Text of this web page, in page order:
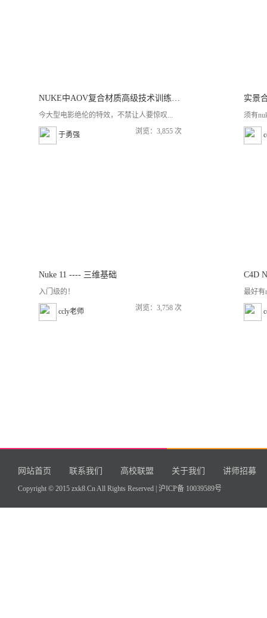
NUKE中AOV复合材质高级技术训练视频教程中文字幕
今大型电影绝伦的特效，不禁让人要惊叹...
于勇强 浏览：3,855 次
实景
须有
Nuke 11 ---- 三维基础
入门级的！
ccly老师 浏览：3,758 次
C4D
最好有
网站首页 联系我们 高校联盟 关于我们 讲师招募
Copyright © 2015 zxk8.Cn All Rights Reserved | 沪ICP备 10039589号